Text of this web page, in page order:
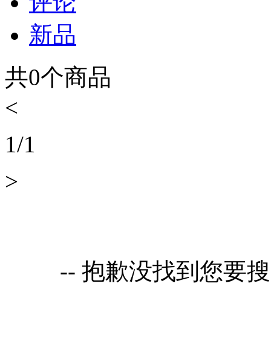
新品
共0个商品
<
1/1
>
-- 抱歉没找到您要